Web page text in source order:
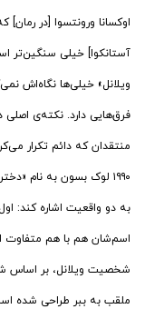
اوکسانا ورونتسوا [در رمان]
آستانکوا] خیلی سنگین‌تر
ویلانل» خیلی‌ها نگاه‌اش
فرق‌هایی دارد. نکته‌ی اصلی
منتقدان که دائم تکرار
۱۹۹۰ لوک بسون به نام
به دو واقعیت اشاره کند: